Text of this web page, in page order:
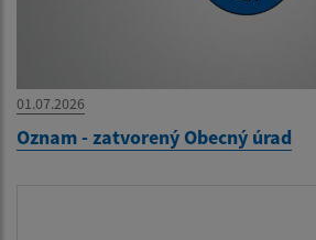
01.07.2026
Oznam - zatvorený Obecný úrad